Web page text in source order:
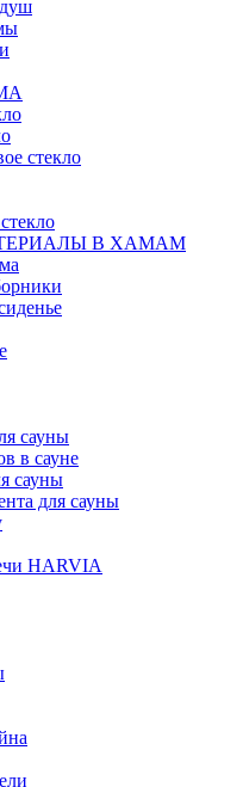
стекло
В ХАМАМ
сауны
в сауне
сауны
для сауны
HARVIA